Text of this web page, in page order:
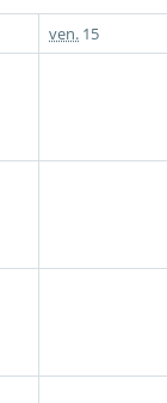
ven. 15